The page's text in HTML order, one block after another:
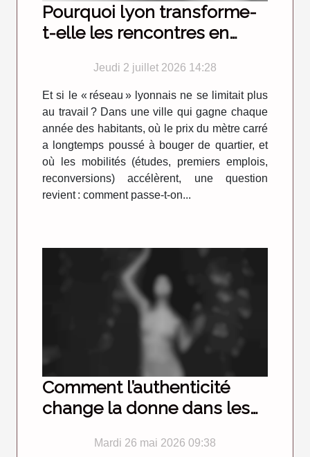
Pourquoi lyon transforme-
t-elle les rencontres en
Jeudi 2 juillet 2026 14:28
Et si le « réseau » lyonnais ne se limitait plus
au travail ? Dans une ville qui gagne chaque
année des habitants, où le prix du mètre carré
a longtemps poussé à bouger de quartier, et
où les mobilités (études, premiers emplois,
reconversions) accélèrent, une question
revient : comment passe-t-on...
Comment l’authenticité
change la donne dans les
Mardi 26 mai 2026 09:38